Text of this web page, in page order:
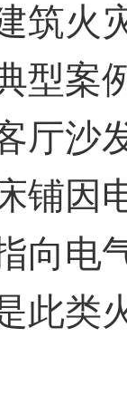
筑火
型案
厅沙
铺因
向电
此类